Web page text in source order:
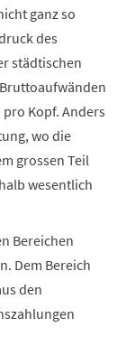
ganz so
des
städtischen
Kopf. Anders
wo die
grossen Teil
wesentlich
Bereichen
Dem Bereich
den